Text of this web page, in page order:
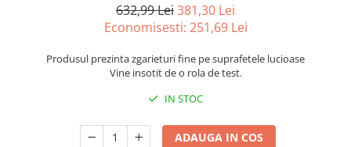
Organizare si depozitare
Sanitare
Scule electrice si unelte
Silicon, spume si solutii tehnice
Textile si covoare
632,99 Lei381,30 Lei
Economisesti: 251,69 Lei
Produsul prezinta zgarieturi fine pe suprafetele lucioase
Vine insotit de o rola de test.
IN STOC
ADAUGA IN COS